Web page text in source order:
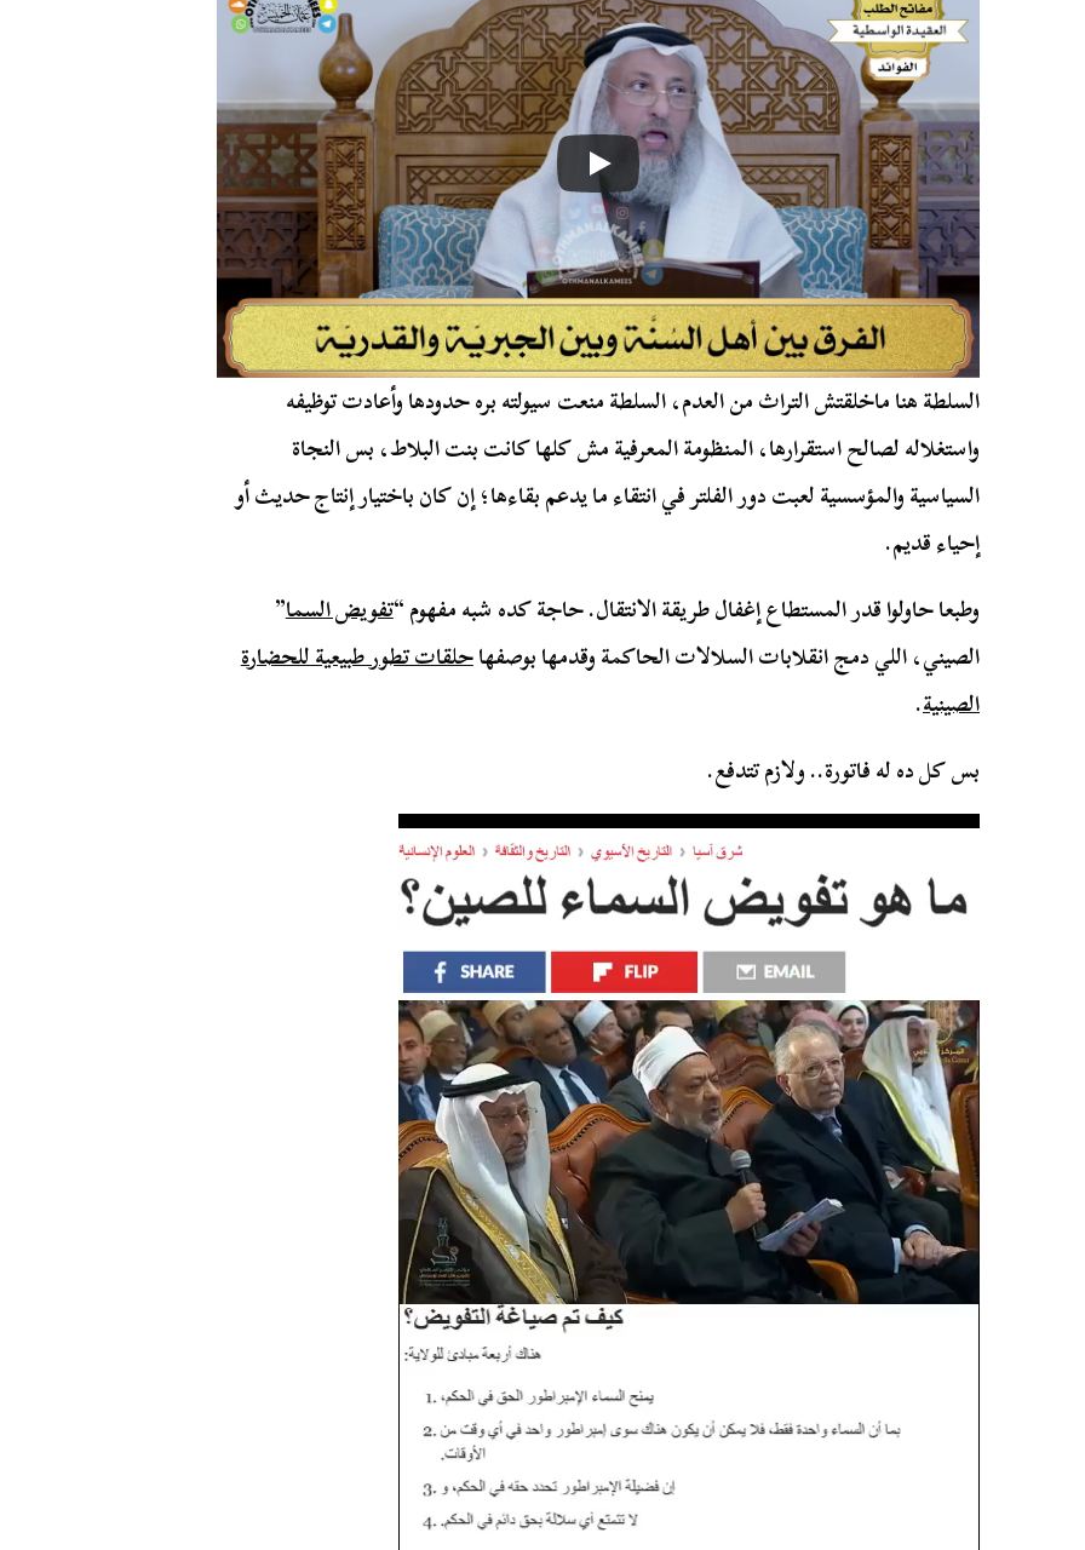
السلطة هنا ماخلقتش التراث من العدم، السلطة منعت سيولته بره حدودها وأعادت توظيفه
واستغلاله لصالح استقرارها، المنظومة المعرفية مش كلها كانت بنت البلاط، بس النجاة
السياسية والمؤسسية لعبت دور الفلتر في انتقاء ما يدعم بقاءها؛ إن كان باختيار إنتاج حديث أو
إحياء قديم.
وطبعا حاولوا قدر المستطاع إغفال طريقة الانتقال. حاجة كده شبه مفهوم “تفويض السما”
الصيني، اللي دمج انقلابات السلالات الحاكمة وقدمها بوصفهاحلقات تطور طبيعية للحضارة
الصينية.
بس كل ده له فاتورة.. ولازم تتدفع.